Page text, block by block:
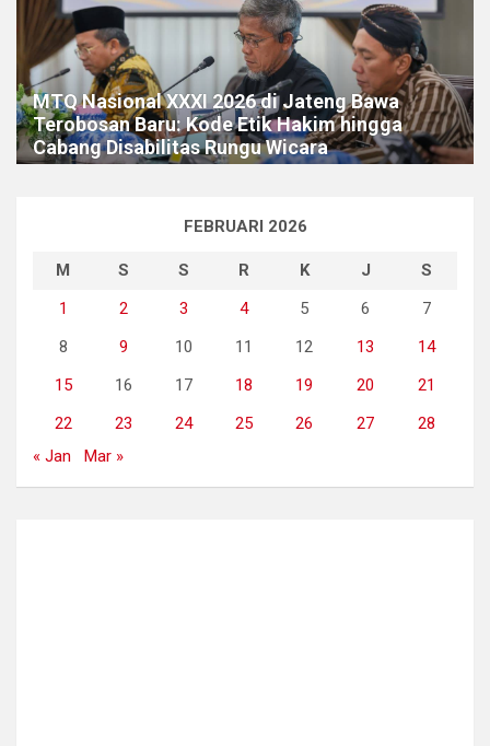
MTQ Nasional XXXI 2026 di Jateng Bawa
Terobosan Baru: Kode Etik Hakim hingga
Cabang Disabilitas Rungu Wicara
FEBRUARI 2026
M S S R K J
S
1
2 3 4 5 6
7
8
9 10 11 12 13
14
15
16 17 18 19 20
21
22
23 24 25 26 27
28
« Jan
Mar »